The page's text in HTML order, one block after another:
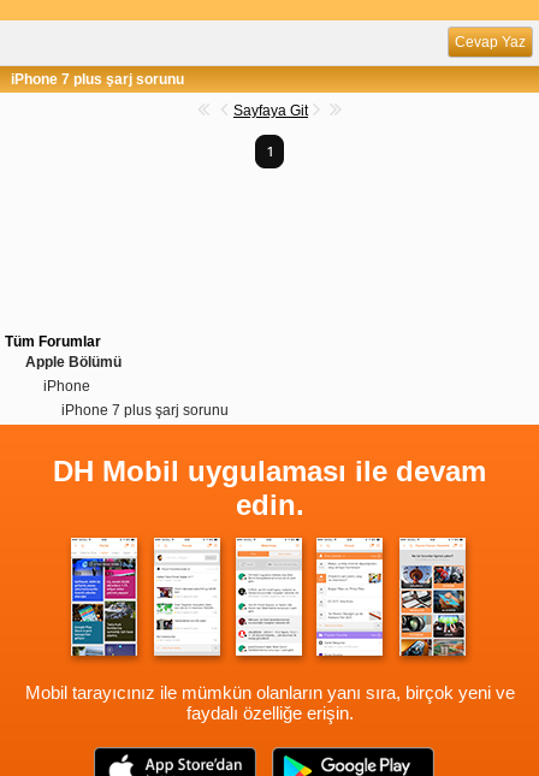
Cevap Yaz
iPhone 7 plus şarj sorunu
Sayfaya Git
1
Tüm Forumlar
Apple Bölümü
iPhone
iPhone 7 plus şarj sorunu
DH Mobil uygulaması ile devam
edin.
Mobil tarayıcınız ile mümkün olanların yanı sıra, birçok yeni ve
faydalı özelliğe erişin.